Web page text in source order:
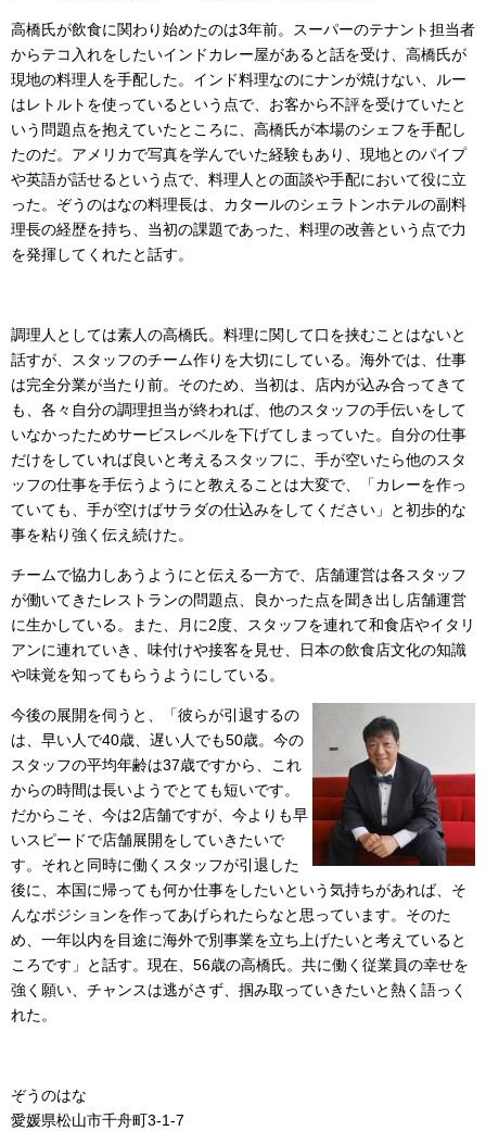
高橋氏が飲食に関わり始めたのは3年前。スーパーのテナント担当者
からテコ入れをしたいインドカレー屋があると話を受け、高橋氏が
現地の料理人を手配した。インド料理なのにナンが焼けない、ルー
はレトルトを使っているという点で、お客から不評を受けていたと
いう問題点を抱えていたところに、高橋氏が本場のシェフを手配し
たのだ。アメリカで写真を学んでいた経験もあり、現地とのパイプ
や英語が話せるという点で、料理人との面談や手配において役に立
った。ぞうのはなの料理長は、カタールのシェラトンホテルの副料
理長の経歴を持ち、当初の課題であった、料理の改善という点で力
を発揮してくれたと話す。
調理人としては素人の高橋氏。料理に関して口を挟むことはないと
話すが、スタッフのチーム作りを大切にしている。海外では、仕事
は完全分業が当たり前。そのため、当初は、店内が込み合ってきて
も、各々自分の調理担当が終われば、他のスタッフの手伝いをして
いなかったためサービスレベルを下げてしまっていた。自分の仕事
だけをしていれば良いと考えるスタッフに、手が空いたら他のスタ
ッフの仕事を手伝うようにと教えることは大変で、「カレーを作っ
ていても、手が空けばサラダの仕込みをしてください」と初歩的な
事を粘り強く伝え続けた。
チームで協力しあうようにと伝える一方で、店舗運営は各スタッフ
が働いてきたレストランの問題点、良かった点を聞き出し店舗運営
に生かしている。また、月に2度、スタッフを連れて和食店やイタリ
アンに連れていき、味付けや接客を見せ、日本の飲食店文化の知識
や味覚を知ってもらうようにしている。
今後の展開を伺うと、「彼らが引退するの
は、早い人で40歳、遅い人でも50歳。今の
スタッフの平均年齢は37歳ですから、これ
からの時間は長いようでとても短いです。
だからこそ、今は2店舗ですが、今よりも早
いスピードで店舗展開をしていきたいで
す。それと同時に働くスタッフが引退した
後に、本国に帰っても何か仕事をしたいという気持ちがあれば、そ
んなポジションを作ってあげられたらなと思っています。そのた
め、一年以内を目途に海外で別事業を立ち上げたいと考えていると
ころです」と話す。現在、56歳の高橋氏。共に働く従業員の幸せを
強く願い、チャンスは逃がさず、掴み取っていきたいと熱く語っく
れた。
ぞうのはな
愛媛県松山市千舟町3-1-7